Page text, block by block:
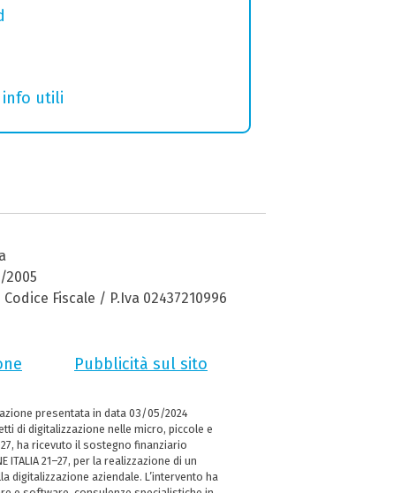
info utili
2005
Fiscale / P.Iva 02437210996
Pubblicità sul sito
presentata in data 03/05/2024
di digitalizzazione nelle micro, piccole e
ha ricevuto il sostegno finanziario
ITALIA 21–27, per la realizzazione di un
aziendale. L’intervento ha